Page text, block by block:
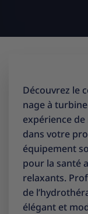
Découvrez le
nage à
expérience
dans votre
équipement
pour la santé
relaxants.
de
élégant et